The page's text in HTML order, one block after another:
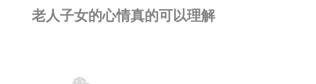
老人子女的心情真的可以理解